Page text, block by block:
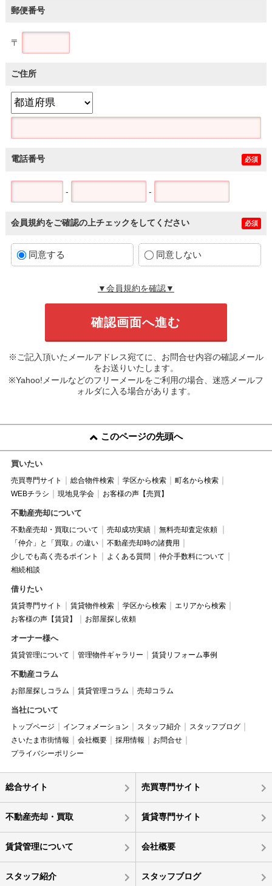
郵便番号
〒
ご住所
電話番号 必須
- -
会員規約をご確認の上チェックをしてください 必須
同意する 同意しない
▼会員規約を確認▼
※ご記入頂いたメールアドレス宛てに、お問合せ内容の確認メール
をお送りいたします。
※Yahoo!メールなどのフリーメールをご利用の場合、迷惑メールフ
ォルダに入る場合があります。
このページの先頭へ
買いたい
売買専門サイト 総合物件検索 学区から検索
町名から検索
WEBチラシ
現地見学会 お客様の声【売買】
不動産売却について
不動産売却・買取について 売却成功実績
無料売却査定依頼
「仲介」と「買取」の違い
不動産売却時の諸費用
少しでも高く売るポイント
よくある質問
仲介手数料について
相続相談
借りたい
賃貸専門サイト 賃貸物件検索 学区から検索
エリアから検索
お客様の声【賃貸】
お部屋探し依頼
オーナー様へ
賃貸管理について 管理物件ギャラリー 賃貸リフォーム事例
不動産コラム
お部屋探しコラム 賃貸管理コラム 売却コラム
当社について
トップページ インフォメーション スタッフ紹介
スタッフブログ
さいたま市街情報
会社概要 採用情報
お問合せ
プライバシーポリシー
総合サイト 売買専門サイト
不動産売却・買取 賃貸専門サイト
賃貸管理について 会社概要
スタッフ紹介 スタッフブログ